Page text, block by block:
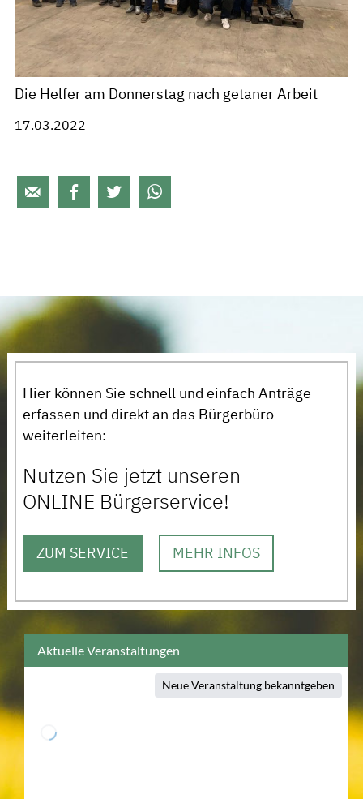
Die Helfer am Donnerstag nach getaner Arbeit
17.03.2022
   
Hier können Sie schnell und einfach Anträge
erfassen und direkt an das Bürgerbüro
weiterleiten:
Nutzen Sie jetzt unseren
ONLINE Bürgerservice!
ZUM SERVICE MEHR INFOS